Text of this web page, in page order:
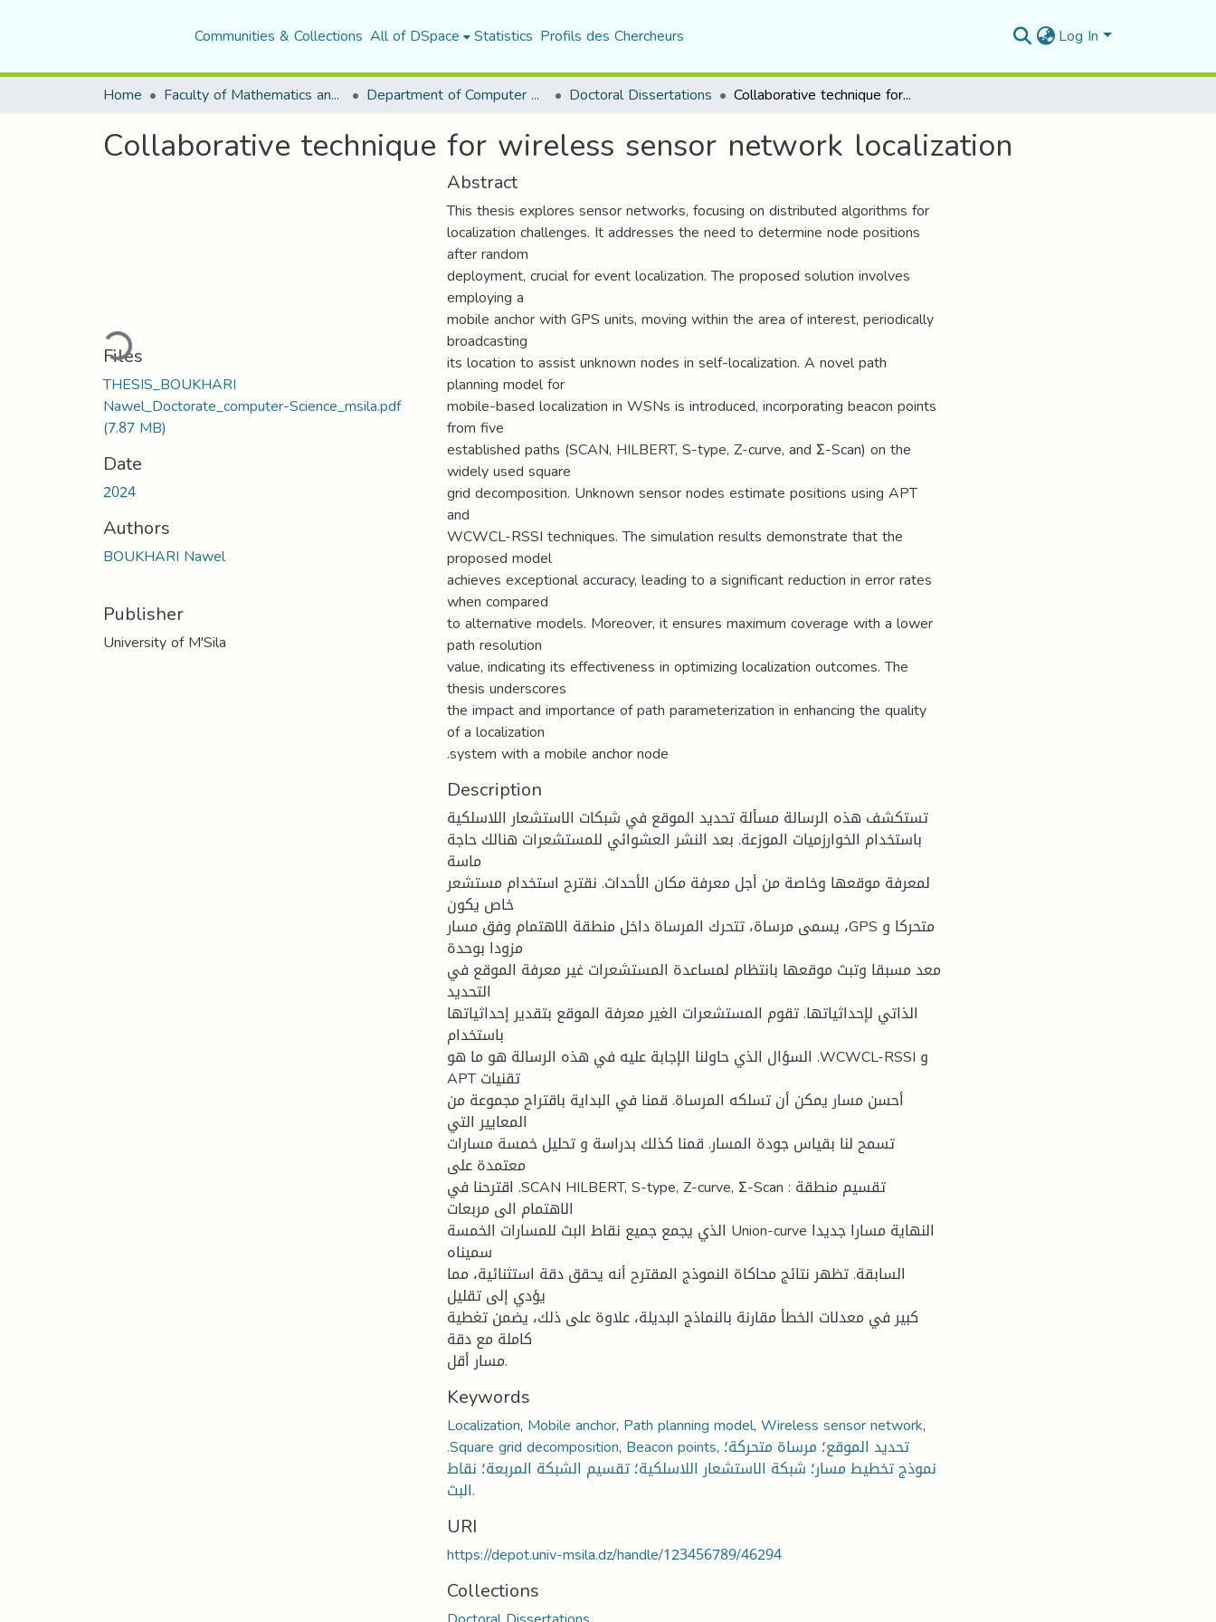
Communities & Collections All of DSpace Statistics Profils des Chercheurs Log In
Home Faculty of Mathematics and Computer Science Department of Computer Science Doctoral Dissertations Collaborative technique for wireless sensor network localization
Collaborative technique for wireless sensor network localization
Loading...
Files
THESIS_BOUKHARI
Nawel_Doctorate_computer-Science_msila.pdf
(7.87 MB)
Date
2024
Authors
BOUKHARI Nawel
Publisher
University of M'Sila
Abstract
This thesis explores sensor networks, focusing on distributed algorithms for
localization challenges. It addresses the need to determine node positions
after random
deployment, crucial for event localization. The proposed solution involves
employing a
mobile anchor with GPS units, moving within the area of interest, periodically
broadcasting
its location to assist unknown nodes in self-localization. A novel path
planning model for
mobile-based localization in WSNs is introduced, incorporating beacon points
from five
established paths (SCAN, HILBERT, S-type, Z-curve, and Σ-Scan) on the
widely used square
grid decomposition. Unknown sensor nodes estimate positions using APT
and
WCWCL-RSSI techniques. The simulation results demonstrate that the
proposed model
achieves exceptional accuracy, leading to a significant reduction in error rates
when compared
to alternative models. Moreover, it ensures maximum coverage with a lower
path resolution
value, indicating its effectiveness in optimizing localization outcomes. The
thesis underscores
the impact and importance of path parameterization in enhancing the quality
of a localization
.system with a mobile anchor node
Description
تستكشف هذه الرسالة مسألة تحديد الموقع في شبكات الاستشعار اللاسلكية
باستخدام الخوارزميات الموزعة. بعد النشر العشوائي للمستشعرات هنالك حاجة
ماسة
لمعرفة موقعها وخاصة من أجل معرفة مكان الأحداث. نقترح استخدام مستشعر
خاص يكون
يسمى مرساة، تتحرك المرساة داخل منطقة الاهتمام وفق مسار ،GPS متحركا و
مزودا بوحدة
معد مسبقا وتبث موقعها بانتظام لمساعدة المستشعرات غير معرفة الموقع في
التحديد
الذاتي لإحداثياتها. تقوم المستشعرات الغير معرفة الموقع بتقدير إحداثياتها
باستخدام
السؤال الذي حاولنا الإجابة عليه في هذه الرسالة هو ما هو .WCWCL-RSSI و
APT تقنيات
أحسن مسار يمكن أن تسلكه المرساة. قمنا في البداية باقتراح مجموعة من
المعايير التي
تسمح لنا بقياس جودة المسار. قمنا كذلك بدراسة و تحليل خمسة مسارات
معتمدة على
اقترحنا في .SCAN HILBERT, S-type, Z-curve, Σ-Scan : تقسيم منطقة
الاهتمام الى مربعات
الذي يجمع جميع نقاط البث للمسارات الخمسة Union-curve النهاية مسارا جديدا
سميناه
السابقة. تظهر نتائج محاكاة النموذج المقترح أنه يحقق دقة استثنائية، مما
يؤدي إلى تقليل
كبير في معدلات الخطأ مقارنة بالنماذج البديلة، علاوة على ذلك، يضمن تغطية
كاملة مع دقة
مسار أقل.
Keywords
Localization, Mobile anchor, Path planning model,Wireless sensor network,
.Square grid decomposition, Beacon points, تحديد الموقع؛ مرساة متحركة؛
نموذج تخطيط مسار؛ شبكة الاستشعار اللاسلكية؛ تقسيم الشبكة المربعة؛ نقاط
البث.
URI
https://depot.univ-msila.dz/handle/123456789/46294
Collections